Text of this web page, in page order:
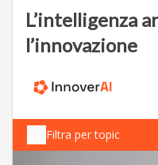
L’intelligenza
l’innovazione
Filtra per topic